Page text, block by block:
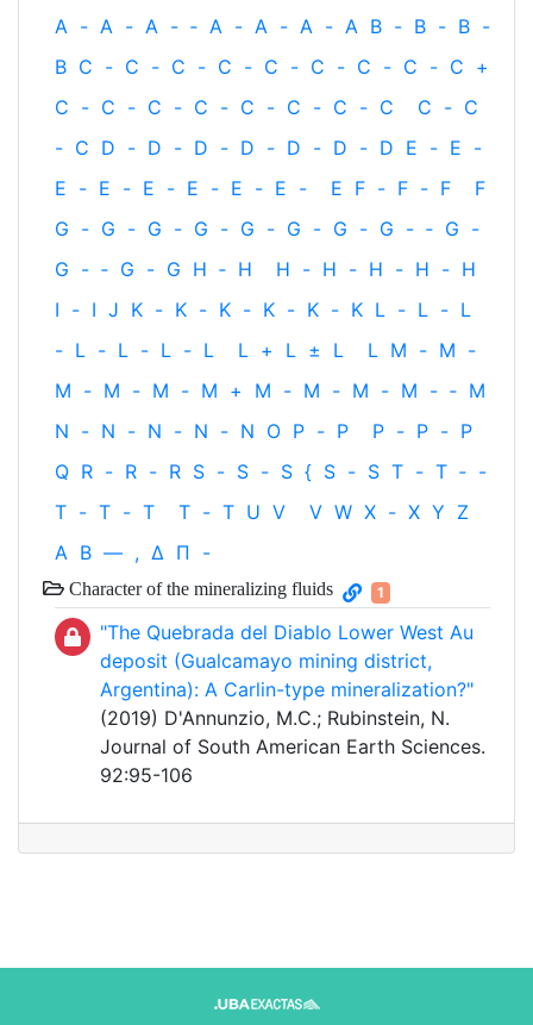
A - A - A - ‐ A - A - A - A B - B - B -
B C - C - C - C - C - C - C - C - C +
C - C - C - C - C - C - C - C C - C
- C D - D - D - D - D - D - D E - E -
E - E - E - E - E - E - E F - F - F
F
G - G - G - G - G - G - G - G - ‐ G -
G - ‐ G - G H ‐ H H - H - H - H - H
I - I J K - K - K - K - K - K L - L - L
- L - L - L - L L + L ± L L M - M -
M - M - M - M + M - M - M - M - ‐ M
N - N - N - N - N O P - P P - P - P
Q R - R - R S - S - S { S - S T - T ‐ -
T - T - T T - T U V V W X - X Y Z
Α Β — , Δ Π -
Character of the mineralizing fluids 1
"The Quebrada del Diablo Lower West Au
deposit (Gualcamayo mining district,
Argentina): A Carlin-type mineralization?"
(2019) D'Annunzio, M.C.; Rubinstein, N.
Journal of South American Earth Sciences.
92:95-106